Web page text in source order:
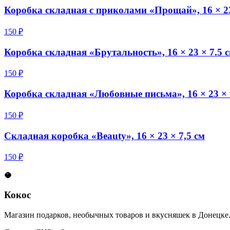
Коробка складная с приколами «Прощай», 16 ×
150 ₽
Коробка складная «Брутальность», 16 × 23 × 7.5
150 ₽
Коробка складная «Любовные письма», 16 × 23 ×
150 ₽
Складная коробка «Beauty», 16 × 23 × 7,5 см
150 ₽
🥥
Кокос
Магазин подарков, необычных товаров и вкусняшек в Донецке.